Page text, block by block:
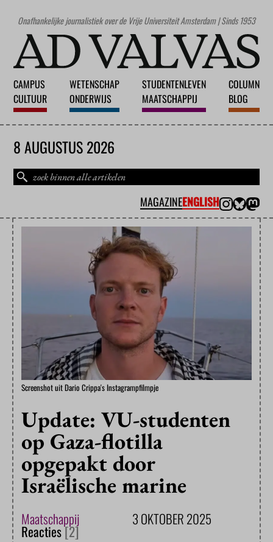
Onafhankelijke journalistiek over de Vrije Universiteit Amsterdam | Sinds 1953
CAMPUS
CULTUUR
WETENSCHAP
ONDERWIJS
STUDENTENLEVEN
MAATSCHAPPIJ
COLUMN
BLOG
8 AUGUSTUS 2026
MAGAZINEENGLISH
Screenshot uit Dario Crippa's Instagrampfilmpje
Update: VU-studenten
op Gaza-flotilla
opgepakt door
Israëlische marine
Maatschappij 3 OKTOBER 2025
Reacties[2]